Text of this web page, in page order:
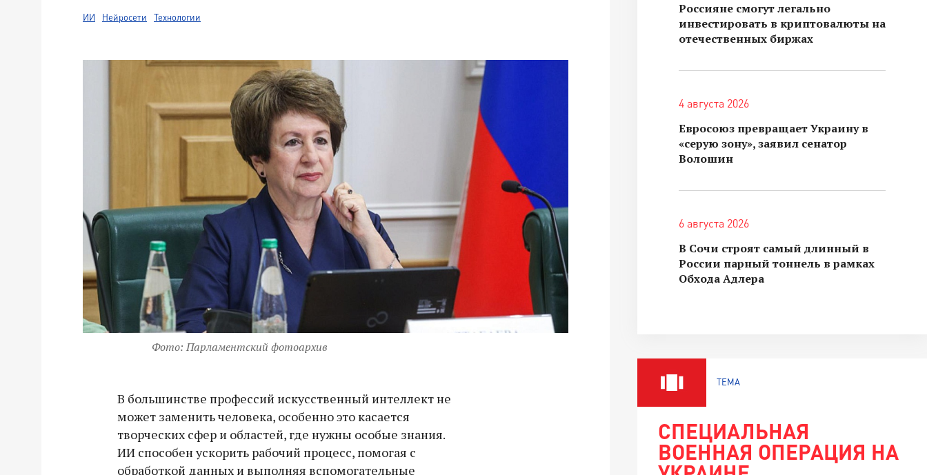
ИИ Нейросети Технологии
Фото: Парламентский фотоархив
В большинстве профессий искусственный интеллект не
может заменить человека, особенно это касается
творческих сфер и областей, где нужны особые знания.
ИИ способен ускорить рабочий процесс, помогая с
обработкой данных и выполняя вспомогательные
Россияне смогут легально
инвестировать в криптовалюты на
отечественных биржах
4 августа 2026
Евросоюз превращает Украину в
«серую зону», заявил сенатор
Волошин
6 августа 2026
В Сочи строят самый длинный в
России парный тоннель в рамках
Обхода Адлера
ТЕМА
СПЕЦИАЛЬНАЯ
ВОЕННАЯ ОПЕРАЦИЯ НА